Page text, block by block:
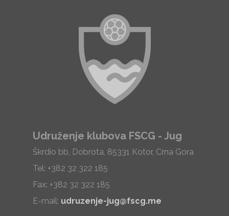
Udruženje klubova FSCG - Jug
Škrdio bb, Dobrota, 85331 Kotor, Crna Gora
Tel: +382 32 322 185
Fax: +382 32 322 185
E-mail: udruzenje-jug@fscg.me